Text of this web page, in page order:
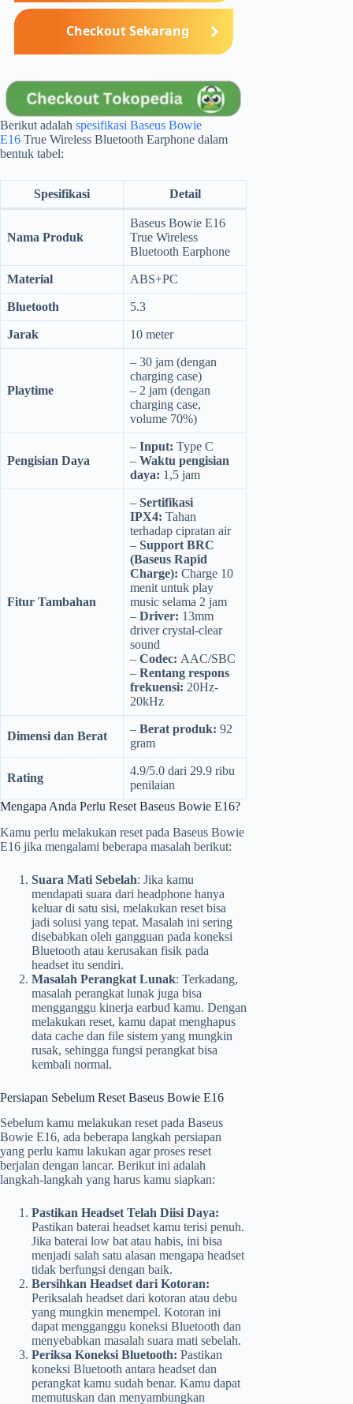
Checkout Sekarang
Berikut adalah spesifikasi Baseus Bowie
E16 True Wireless Bluetooth Earphone dalam
bentuk tabel:
Spesifikasi Detail
Nama Produk
Baseus Bowie E16
True Wireless
Bluetooth Earphone
Material ABS+PC
Bluetooth 5.3
Jarak 10 meter
Playtime
– 30 jam (dengan
charging case)
– 2 jam (dengan
charging case,
volume 70%)
Pengisian Daya
– Input: Type C
– Waktu pengisian
daya: 1,5 jam
Fitur Tambahan
– Sertifikasi
IPX4: Tahan
terhadap cipratan air
– Support BRC
(Baseus Rapid
Charge): Charge 10
menit untuk play
music selama 2 jam
– Driver: 13mm
driver crystal-clear
sound
– Codec: AAC/SBC
– Rentang respons
frekuensi: 20Hz-
20kHz
Dimensi dan Berat
– Berat produk: 92
gram
Rating
4.9/5.0 dari 29.9 ribu
penilaian
Mengapa Anda Perlu Reset Baseus Bowie E16?
Kamu perlu melakukan reset pada Baseus Bowie
E16 jika mengalami beberapa masalah berikut:
Suara Mati Sebelah: Jika kamu
mendapati suara dari headphone hanya
keluar di satu sisi, melakukan reset bisa
jadi solusi yang tepat. Masalah ini sering
disebabkan oleh gangguan pada koneksi
Bluetooth atau kerusakan fisik pada
headset itu sendiri.
Masalah Perangkat Lunak: Terkadang,
masalah perangkat lunak juga bisa
mengganggu kinerja earbud kamu. Dengan
melakukan reset, kamu dapat menghapus
data cache dan file sistem yang mungkin
rusak, sehingga fungsi perangkat bisa
kembali normal.
Persiapan Sebelum Reset Baseus Bowie E16
Sebelum kamu melakukan reset pada Baseus
Bowie E16, ada beberapa langkah persiapan
yang perlu kamu lakukan agar proses reset
berjalan dengan lancar. Berikut ini adalah
langkah-langkah yang harus kamu siapkan:
Pastikan Headset Telah Diisi Daya:
Pastikan baterai headset kamu terisi penuh.
Jika baterai low bat atau habis, ini bisa
menjadi salah satu alasan mengapa headset
tidak berfungsi dengan baik.
Bersihkan Headset dari Kotoran:
Periksalah headset dari kotoran atau debu
yang mungkin menempel. Kotoran ini
dapat mengganggu koneksi Bluetooth dan
menyebabkan masalah suara mati sebelah.
Periksa Koneksi Bluetooth: Pastikan
koneksi Bluetooth antara headset dan
perangkat kamu sudah benar. Kamu dapat
memutuskan dan menyambungkan